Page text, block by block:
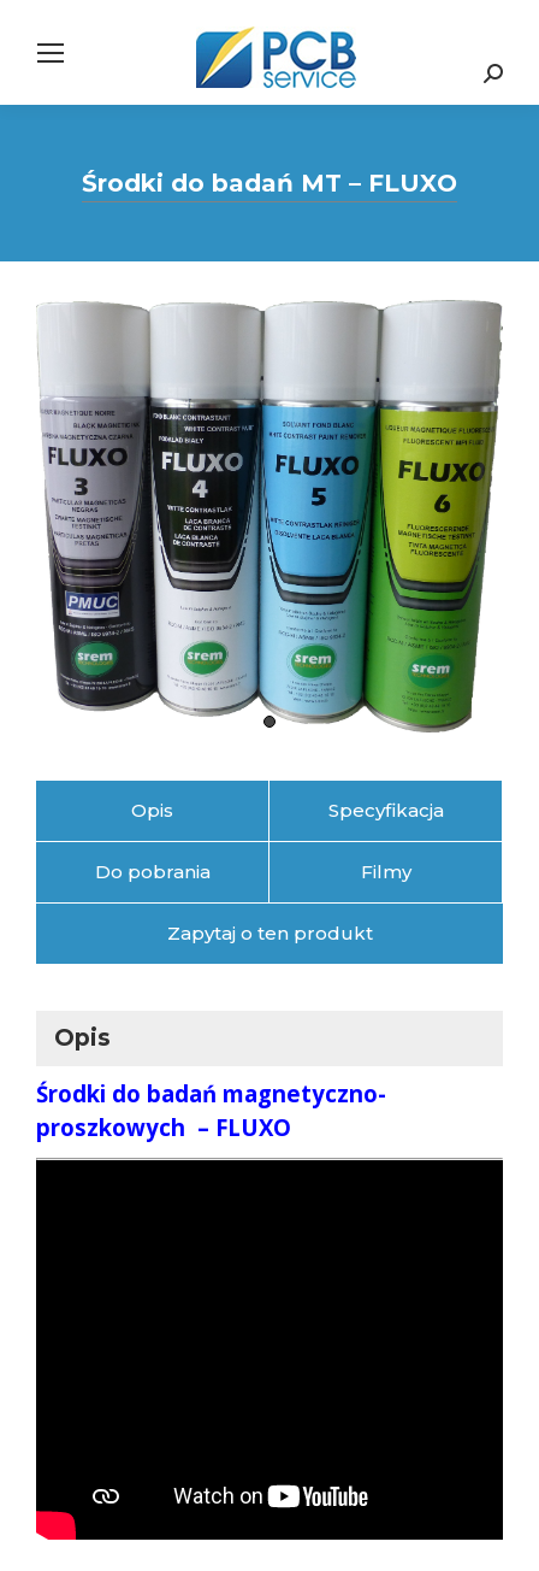
Search:
Środki do badań MT – FLUXO
Opis Specyfikacja
Do pobrania Filmy
Zapytaj o ten produkt
Opis
Środki do badań magnetyczno-
proszkowych – FLUXO